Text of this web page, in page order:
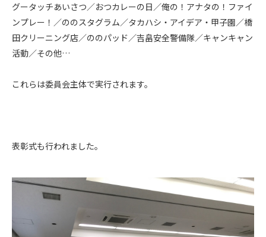
グータッチあいさつ／おつカレーの日／俺の！アナタの！ファイ
ンプレー！／ののスタグラム／タカハシ・アイデア・甲子園／橋
田クリーニング店／ののパッド／吉畠安全警備隊／キャンキャン
活動／その他…
これらは委員会主体で実行されます。
表彰式も行われました。